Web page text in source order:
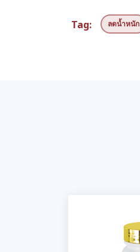
Tag: ลดน้ำหนัก